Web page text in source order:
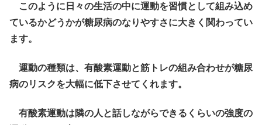
このように日々の生活の中に運動を習慣として組み込め
ているかどうかが糖尿病のなりやすさに大きく関わってい
ます。
運動の種類は、有酸素運動と筋トレの組み合わせが糖尿
病のリスクを大幅に低下させてくれます。
有酸素運動は隣の人と話しながらできるくらいの強度の